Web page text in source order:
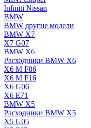
Infiniti Nissan
BMW
BMW другие модели
BMW X7
X7 G07
BMW X6
Расходники BMW X6
X6 M F86
X6 M F16
X6 G06
X6 E71
BMW X5
Расходники BMW X5
X5 G05